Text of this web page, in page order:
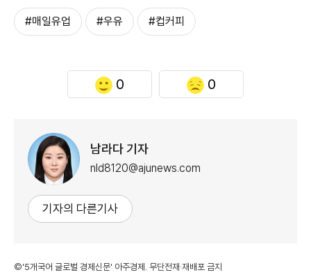
#매일유업 #우유 #컵커피
0 0
남라다 기자
nld8120@ajunews.com
기자의 다른기사
©'5개국어 글로벌 경제신문' 아주경제. 무단전재·재배포 금지